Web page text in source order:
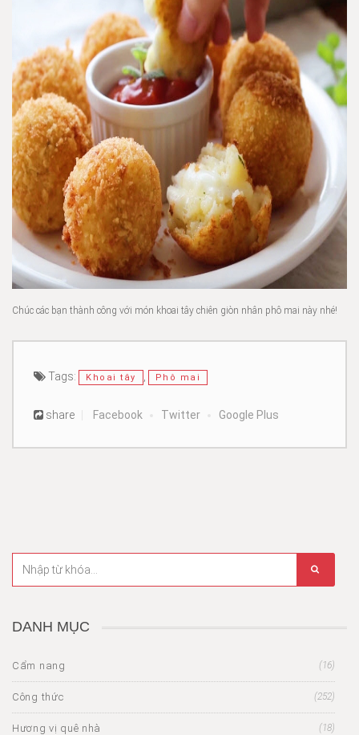
Chúc các bạn thành công với món khoai tây chiên giòn nhân phô mai này nhé!
Tags: Khoai tây Phô mai
share Facebook Twitter Google Plus
DANH MỤC
Cẩm nang (16)
Công thức (252)
Hương vị quê nhà (18)